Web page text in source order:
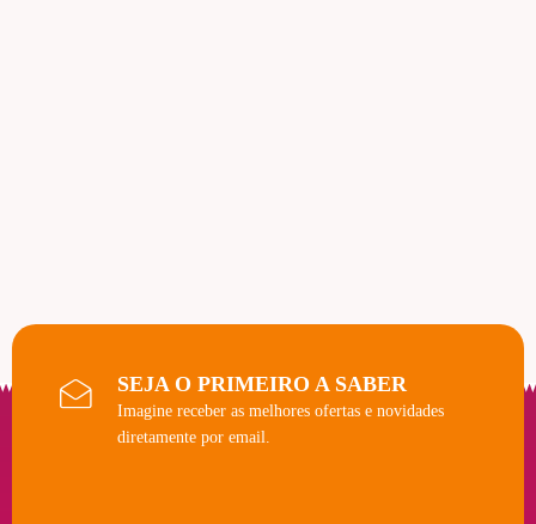
SEJA O PRIMEIRO A SABER
Imagine receber as melhores ofertas e novidades
diretamente por email.